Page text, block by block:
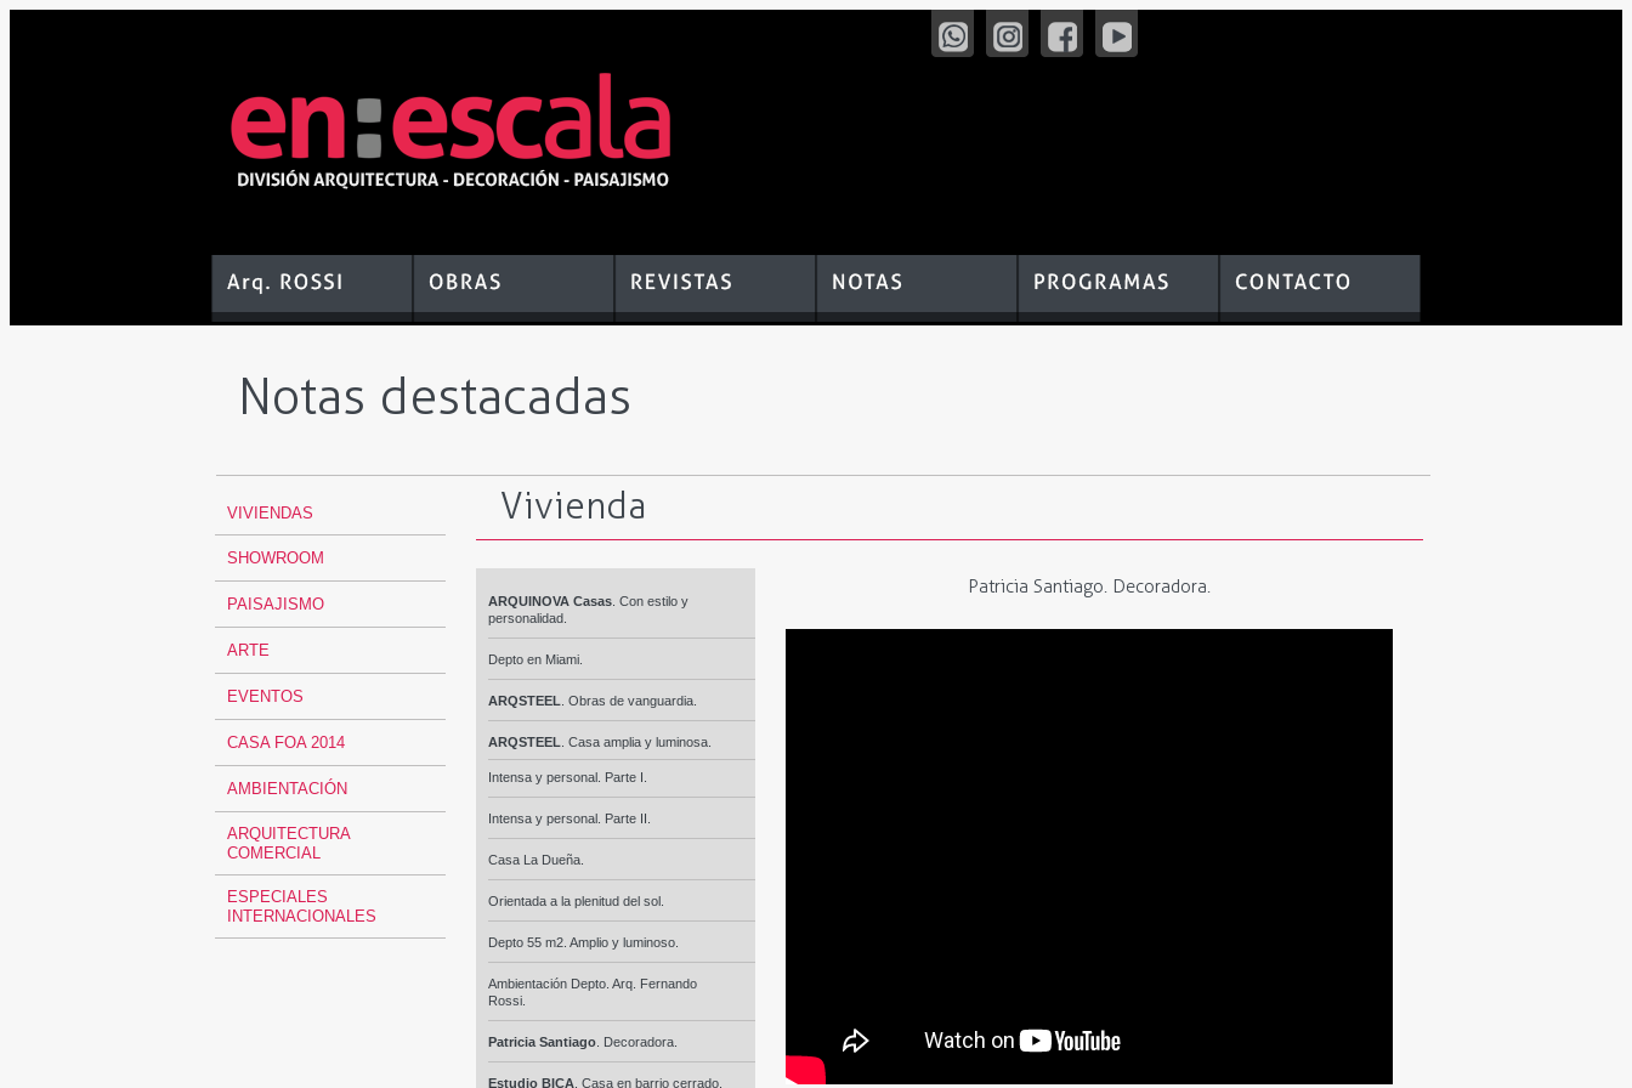
Notas destacadas
VIVIENDAS
SHOWROOM
PAISAJISMO
ARTE
EVENTOS
CASA FOA 2014
AMBIENTACIÓN
ARQUITECTURA
COMERCIAL
ESPECIALES
INTERNACIONALES
Vivienda
ARQUINOVA Casas . Con estilo y
personalidad.
Depto en Miami.
ARQSTEEL . Obras de vanguardia.
ARQSTEEL . Casa amplia y luminosa.
Intensa y personal. Parte I.
Intensa y personal. Parte II.
Casa La Dueña.
Orientada a la plenitud del sol.
Depto 55 m2. Amplio y luminoso.
Ambientación Depto. Arq. Fernando
Rossi.
Patricia Santiago . Decoradora.
Estudio BICA . Casa en barrio cerrado.
Patricia Santiago. Decoradora.